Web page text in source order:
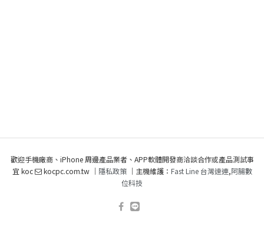
歡迎手機廠商、iPhone 周邊產品業者、APP軟體開發商洽談合作或產品測試事
宜 koc
kocpc.com.tw ｜ 隱私政策｜主機維護： Fast Line 台灣速連,阿腸數
位科技